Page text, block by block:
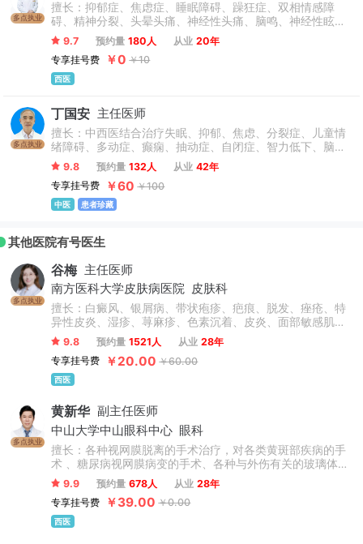
多点执业
擅长：抑郁症、焦虑症、睡眠障碍、躁狂症、双相情感障
碍、精神分裂、头晕头痛、神经性头痛、脑鸣、神经性眩
晕、多动症、抽动症、语言障碍、精神发育迟缓、青少年期
情绪行为障碍等各种精神疾病的诊治、早期干预和治疗，以
及各种心理障碍的认知行为治疗咨询、全病程综合精神康复
培训。擅长孕产妇精神心理障碍咨询与诊疗。
9.7 预约量 180人 从业 20年
专享挂号费
￥0 ￥10
西医
多点执业
丁国安 主任医师
擅长：中西医结合治疗失眠、抑郁、焦虑、分裂症、儿童情
绪障碍、多动症、癫痫、抽动症、自闭症、智力低下、脑
瘫、语言发育迟缓、心理障碍等精神障碍及抗精神病药物副
反应。（只接诊1-18岁）
9.8 预约量 132人 从业 42年
专享挂号费
￥60 ￥100
中医 患者珍藏
其他医院有号医生
多点执业
谷梅 主任医师
南方医科大学皮肤病医院 皮肤科
擅长：白癜风、银屑病、带状疱疹、疤痕、脱发、痤疮、特
异性皮炎、湿疹、荨麻疹、色素沉着、皮炎、面部敏感肌肤
及过敏性皮肤病、常见病及疑难杂症治疗。
9.8 预约量 1521人 从业 28年
专享挂号费
￥20.00 ￥60.00
西医
多点执业
黄新华 副主任医师
中山大学中山眼科中心
眼科
擅长：各种视网膜脱离的手术治疗，对各类黄斑部疾病的手
术 、糖尿病视网膜病变的手术、各种与外伤有关的玻璃体视
网膜病的治疗均有深入研究。对眼底病的激光治疗及与玻璃
体、视网膜疾病有关的白内障治疗也有丰富的临床经验。
9.9 预约量 678人 从业 28年
专享挂号费
￥39.00 ￥0.00
西医